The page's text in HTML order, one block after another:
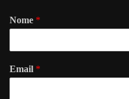
Nome *
Email *